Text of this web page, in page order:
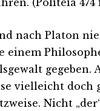
(Politeia 474
nach Platon
einem
gegeben.
vielleicht doch
Nicht